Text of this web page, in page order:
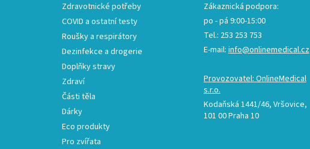
Zdravotnické potřeby
COVID a ostatní testy
Roušky a respirátory
Dezinfekce a drogerie
Doplňky stravy
Zdraví
Části těla
Dárky
Eco produkty
Pro zvířata
Zákaznická podpora:
po - pá 9:00-15:00
Tel.: 253 253 753
E-mail:info@onlinemedical.cz
Provozovatel: OnlineMedical
s.r.o.
Kodaňská 1441/46, Vršovice,
101 00 Praha 10